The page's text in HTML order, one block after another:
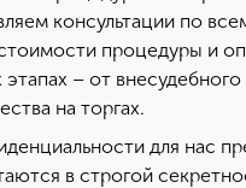
консультации по
процедуры и
– от внесудебного
на торгах.
для нас
в строгой